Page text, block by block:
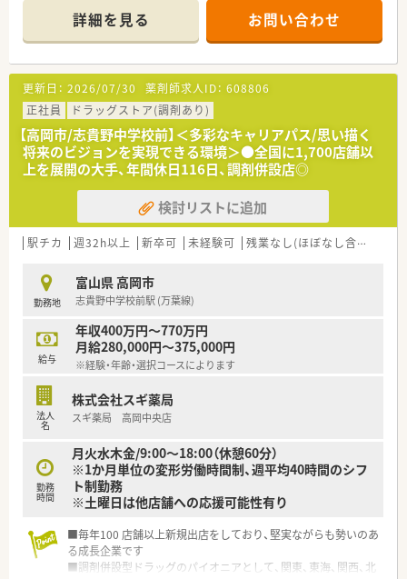
くご活躍いただける方を大募集しております。
＊------------------------------------------＊
【店舗情報と応需状況について】
■新高岡駅から徒歩10分の好立地にあり、通勤に便利な総合病
院の門前にある調剤薬局です。
■内科や外科をはじめとした多岐にわたる科目の処方箋を1日平
均70枚ほど応需しています。
■幅広い疾患の患者様が来局されるため、働きながら自然と多く
の知識を習得できる環境です。
【法人特徴について】
■全国に150店舗以上を展開しており、医療や福祉事業を幅広く
手掛ける安定した大手企業です。
■現場の意見を尊重する風土があり、過誤防止システムなど従業
員を守る体制が整備されています。
ことも大きな魅力のひとつです。
【こんな取り組みをしています】
■薬剤師業務をより対人業務へとシフトさせるため、調剤事務に
よる積極的なフォローを推進中です。
■全店舗にバーコードを用いた過誤防止システムを導入し、安心
と安全の医療提供に努めています。
隙間時間で効率良く学習できます。
■平均年齢は40歳と少し高めで、落ち着いた雰囲気の中でベテ
ランのスタッフも多数活躍しています。
■ワークライフバランスを大切にしながら、長く働き続けたいと
考える多くの方が在籍しております。
やりがいを見出す方が活躍中です。
詳細を見る お問い合わせ
更新日： 2026/07/30 薬剤師求人ID： 608806
正社員
ドラッグストア(調剤あり)
【高岡市/志貴野中学校前】＜多彩なキャリアパス/思い描く
将来のビジョンを実現できる環境＞●全国に1,700店舗以
上を展開の大手、年間休日116日、調剤併設店◎
検討リストに追加
駅チカ 週32h以上 新卒可 未経験可 残業なし(ほぼなし含む)
勤務地
富山県 高岡市
志貴野中学校前駅 (万葉線)
給与
年収400万円～770万円
月給280,000円～375,000円
※経験・年齢・選択コースによります
法人
名
株式会社スギ薬局
スギ薬局 高岡中央店
勤務
時間
月火水木金/9:00～18:00（休憩60分）
※1か月単位の変形労働時間制、週平均40時間のシフ
ト制勤務
※土曜日は他店舗への応援可能性有り
■毎年100 店舗以上新規出店をしており、堅実ながらも勢いのあ
る成長企業です
■調剤併設型ドラッグのパイオニアとして、関東、東海、関西、北